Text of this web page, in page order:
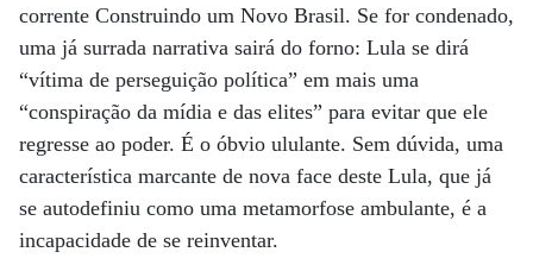
corrente Construindo um Novo Brasil. Se for condenado,
uma já surrada narrativa sairá do forno: Lula se dirá
“vítima de perseguição política” em mais uma
“conspiração da mídia e das elites” para evitar que ele
regresse ao poder. É o óbvio ululante. Sem dúvida, uma
característica marcante de nova face deste Lula, que já
se autodefiniu como uma metamorfose ambulante, é a
incapacidade de se reinventar.